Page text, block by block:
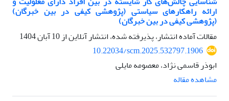
ارائه راهکارهای سیاستی (پژوهشی کیفی در بین خبرگان)
(پژوهشی کیفی در بین خبرگان)
مقالات آماده انتشار، پذیرفته شده، انتشار آنلاین از10 آبان 1404
10.22034/scm.2025.532797.1906
ابوذر قاسمی نژاد، معصومه مایلی
مشاهده مقاله